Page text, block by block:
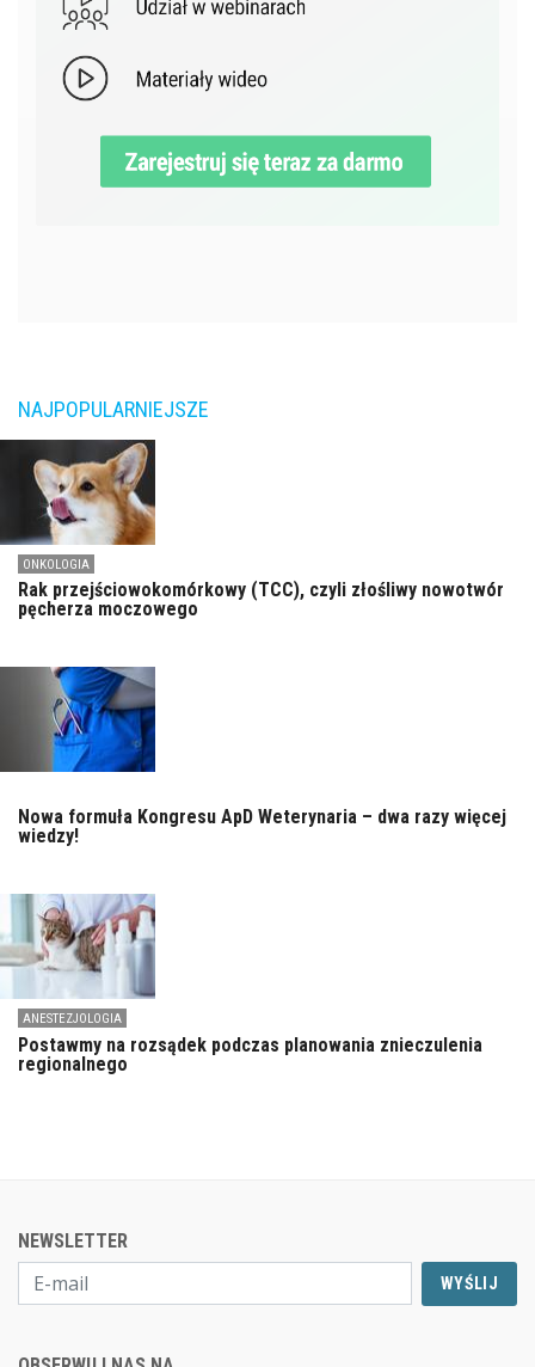
NAJPOPULARNIEJSZE
ONKOLOGIA
Rak przejściowokomórkowy (TCC), czyli złośliwy nowotwór
pęcherza moczowego
Nowa formuła Kongresu ApD Weterynaria – dwa razy więcej
wiedzy!
ANESTEZJOLOGIA
Postawmy na rozsądek podczas planowania znieczulenia
regionalnego
NEWSLETTER
WYŚLIJ